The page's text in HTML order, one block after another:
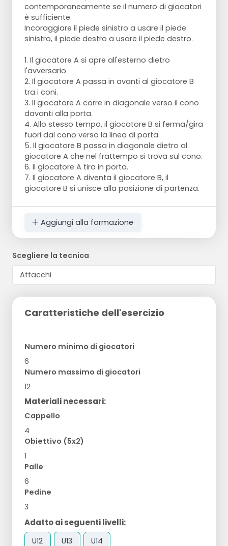
contemporaneamente se il numero di giocatori
è sufficiente.
Incoraggiare il piede sinistro a usare il piede
sinistro, il piede destro a usare il piede destro.
1. Il giocatore A si apre all'esterno dietro
l'avversario.
2. Il giocatore A passa in avanti al giocatore B
tra i coni.
3. Il giocatore A corre in diagonale verso il cono
davanti alla porta.
4. Allo stesso tempo, il giocatore B si ferma/gira
fuori dal cono verso la linea di porta.
5. Il giocatore B passa in diagonale dietro al
giocatore A che nel frattempo si trova sul cono.
6. Il giocatore A tira in porta.
7. Il giocatore A diventa il giocatore B, il
giocatore B si unisce alla posizione di partenza.
Aggiungi alla formazione
Scegliere la tecnica
Caratteristiche dell'esercizio
Numero minimo di giocatori
6
Numero massimo di giocatori
12
Materiali necessari:
Cappello
4
Obiettivo (5x2)
1
Palle
6
Pedine
3
Adatto ai seguenti livelli:
U12 U13 U14